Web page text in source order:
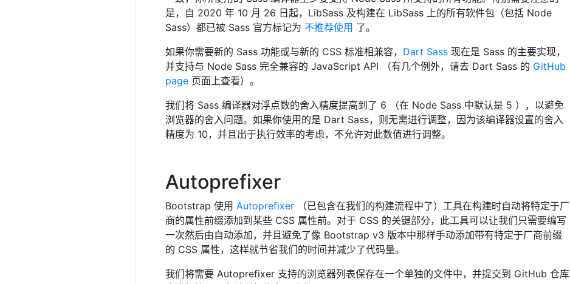
是，自 2020 年 10 月 26 日起，LibSass 及构建在 LibSass 上的所有软件包（包括 Node
Sass）都已被 Sass 官方标记为 不推荐使用 了。
如果你需要新的 Sass 功能或与新的 CSS 标准相兼容， Dart Sass 现在是 Sass 的主要实现，
并支持与 Node Sass 完全兼容的 JavaScript API （有几个例外，请去 Dart Sass 的 GitHub
page 页面上查看）。
我们将 Sass 编译器对浮点数的舍入精度提高到了 6 （在 Node Sass 中默认是 5 ），以避免
浏览器的舍入问题。如果你使用的是 Dart Sass，则无需进行调整，因为该编译器设置的舍入
精度为 10，并且出于执行效率的考虑，不允许对此数值进行调整。
Autoprefixer
Bootstrap 使用 Autoprefixer （已包含在我们的构建流程中了）工具在构建时自动将特定于厂
商的属性前缀添加到某些 CSS 属性前。对于 CSS 的关键部分，此工具可以让我们只需要编写
一次然后由自动添加，并且避免了像 Bootstrap v3 版本中那样手动添加带有特定于厂商前缀
的 CSS 属性，这样就节省我们的时间并减少了代码量。
我们将需要 Autoprefixer 支持的浏览器列表保存在一个单独的文件中，并提交到 GitHub 仓库